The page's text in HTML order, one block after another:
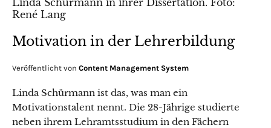
Motivation in der Lehrerbildung
Veröffentlicht von Content Management System
Linda Schürmann ist das, was man ein
Motivationstalent nennt. Die 28-Jährige studierte
neben ihrem Lehramtsstudium in den Fächern